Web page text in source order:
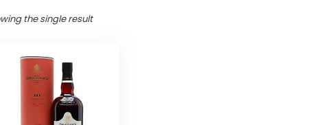
the single result